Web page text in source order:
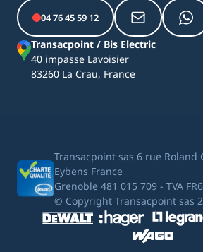
04 76 45 59 12
Transacpoint / Bis Electric
40 impasse Lavoisier
83260 La Crau, France
Transacpoint sas 6 rue Roland
Eybens France
Grenoble 481 015 709 - TVA
© Copyright Transacpoint sas